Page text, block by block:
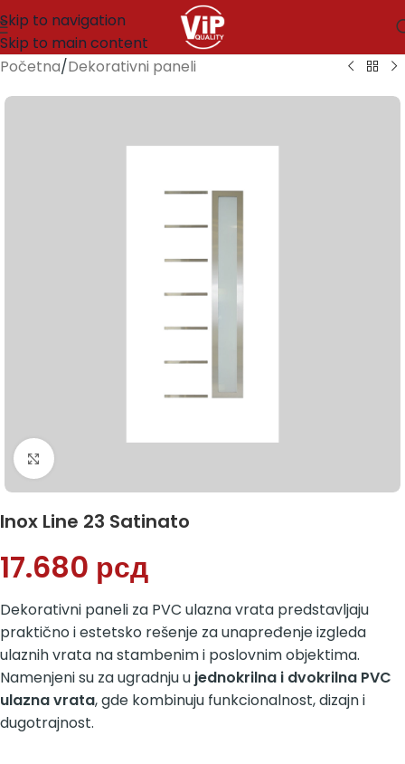
Skip to navigation
Skip to main content
Početna/Dekorativni paneli
Klikni da uvećaš
Inox Line 23 Satinato
17.680 рсд
Dekorativni paneli za PVC ulazna vrata predstavljaju
praktično i estetsko rešenje za unapređenje izgleda
ulaznih vrata na stambenim i poslovnim objektima.
Namenjeni su za ugradnju u jednokrilna i dvokrilna PVC
ulazna vrata, gde kombinuju funkcionalnost, dizajn i
dugotrajnost.